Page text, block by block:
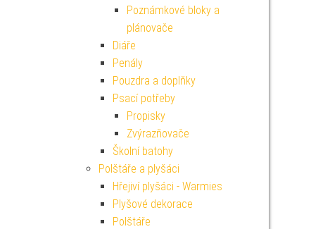
Poznámkové bloky a
plánovače
Diáře
Penály
Pouzdra a doplňky
Psací potřeby
Propisky
Zvýrazňovače
Školní batohy
Polštáře a plyšáci
Hřejiví plyšáci - Warmies
Plyšové dekorace
Polštáře